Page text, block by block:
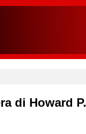
di Howard P.